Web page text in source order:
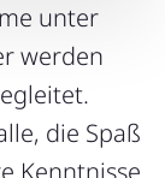
unter
werden
die Spaß